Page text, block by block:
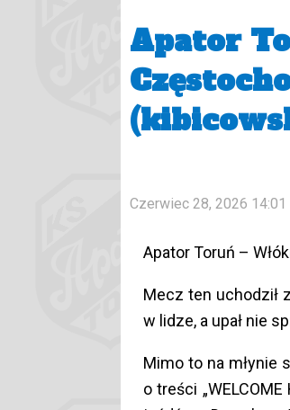
Apator
Czerwiec 28, 2026 14:01
Apator Toruń –
Mecz ten uchodził
w lidze, a upał nie
Mimo to na młynie
o treści „WELCOME